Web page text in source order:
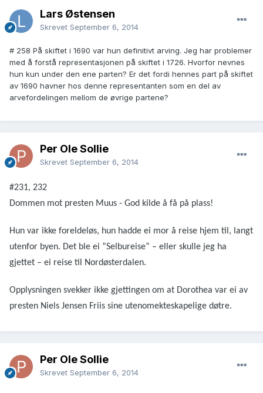
Lars Østensen
Skrevet September 6, 2014
# 258 På skiftet i 1690 var hun definitivt arving. Jeg har problemer
med å forstå representasjonen på skiftet i 1726. Hvorfor nevnes
hun kun under den ene parten? Er det fordi hennes part på skiftet
av 1690 havner hos denne representanten som en del av
arvefordelingen mellom de øvrige partene?
Per Ole Sollie
Skrevet September 6, 2014
#231, 232
Dommen mot presten Muus - God kilde å få på plass!
Hun var ikke foreldeløs, hun hadde ei mor å reise hjem til, langt
utenfor byen. Det ble ei ”Selbureise” – eller skulle jeg ha
gjettet – ei reise til Nordøsterdalen.
Opplysningen svekker ikke gjettingen om at Dorothea var ei av
presten Niels Jensen Friis sine utenomekteskapelige døtre.
Per Ole Sollie
Skrevet September 6, 2014